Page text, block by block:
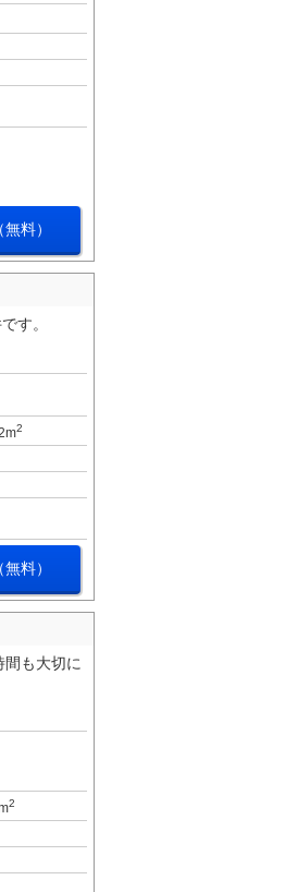
料）
す。
2
料）
も大切に
2